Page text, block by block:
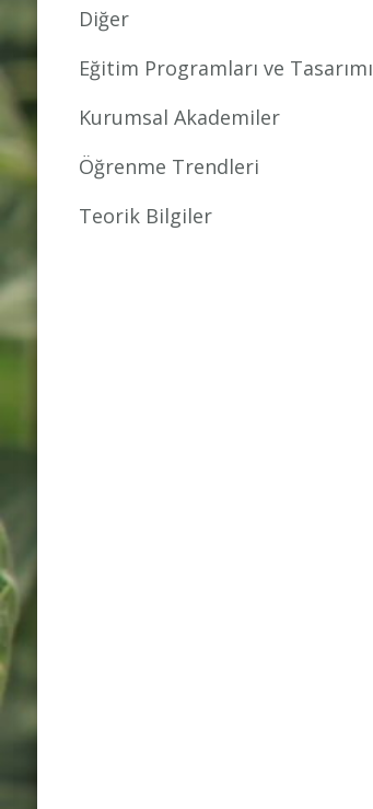
Diğer
Eğitim Programları ve Tasarımı
Kurumsal Akademiler
Öğrenme Trendleri
Teorik Bilgiler